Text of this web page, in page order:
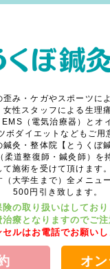
歪み・ケガやスポーツに
性スタッフによる生理
（電気治療器）とオ
ボダイエットなどもご用
灸・整体院【とうくぼ
柔道整復師・鍼灸師）を
施術を受けて頂けます
大学生まで）全メニュ
500円引き致します。
の取り扱いはしており
療となりますのでご注
セルはお電話でお願いし
オ